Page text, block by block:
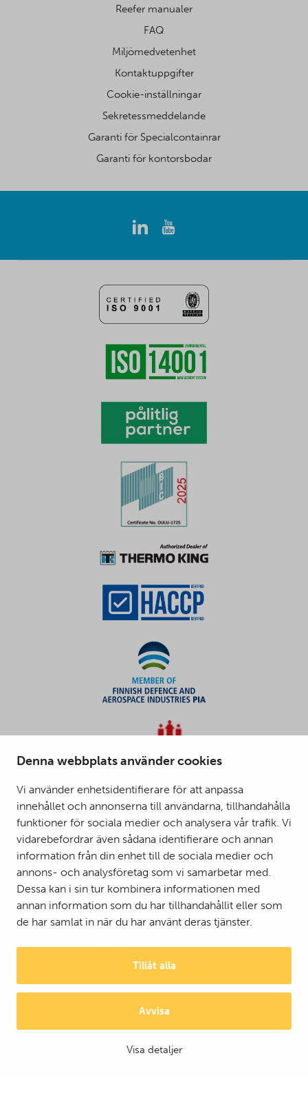
Denna webbplats använder cookies
Vi använder enhetsidentifierare för att anpassa
innehållet och annonserna till användarna, tillhandahålla
funktioner för sociala medier och analysera vår trafik. Vi
vidarebefordrar även sådana identifierare och annan
information från din enhet till de sociala medier och
annons- och analysföretag som vi samarbetar med.
Dessa kan i sin tur kombinera informationen med
annan information som du har tillhandahållit eller som
de har samlat in när du har använt deras tjänster.
Tillåt alla
Avvisa
Visa detaljer
Reefer manualer
FAQ
Miljömedvetenhet
Kontaktuppgifter
Cookie-inställningar
Sekretessmeddelande
Garanti för Specialcontainrar
Garanti för kontorsbodar